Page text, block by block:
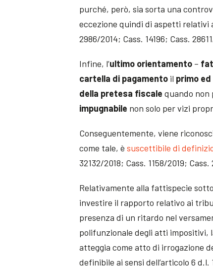
purché, però, sia sorta una
eccezione quindi di aspetti relativi
2986/2014; Cass. 14196; Cass.
Infine, l’ultimo orientamento –
cartella di pagamento il primo
della pretesa fiscale quando non
impugnabile non solo per vizi
Conseguentemente, viene
come tale, èsuscettibile di
32132/2018; Cass. 1158/2019;
Relativamente alla fattispecie
investire il rapporto relativo ai
presenza di un ritardo nel
polifunzionale degli atti impositivi,
atteggia come atto di irrogazione
definibile ai sensi dell’articolo 6 d.l.